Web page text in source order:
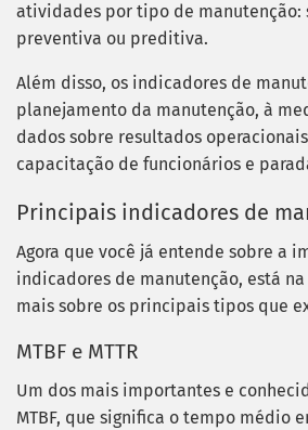
atividades por tipo de manutenção:
preventiva ou preditiva.
Além disso, os indicadores de
planejamento da manutenção, à
dados sobre resultados
capacitação de funcionários e
Principais indicadores de
Agora que você já entende sobre a
indicadores de manutenção, está
mais sobre os principais tipos que
MTBF e MTTR
Um dos mais importantes e
MTBF, que significa o tempo médio